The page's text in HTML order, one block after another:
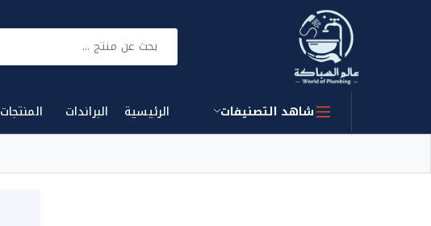
بحث
شاهد التصنيفات الرئيسية البراندات المنتجات